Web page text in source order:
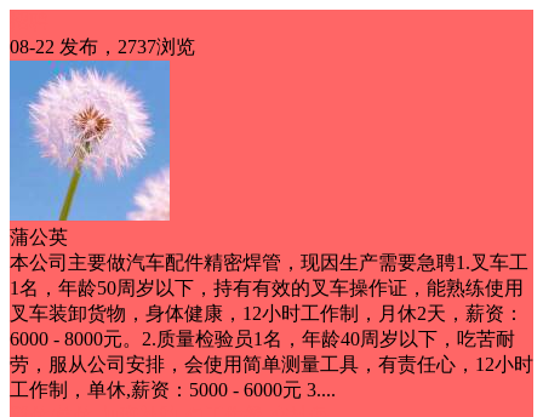
08-22 发布，2737浏览
蒲公英
本公司主要做汽车配件精密焊管，现因生产需要急聘1.叉车工
1名，年龄50周岁以下，持有有效的叉车操作证，能熟练使用
叉车装卸货物，身体健康，12小时工作制，月休2天，薪资：
6000 - 8000元。2.质量检验员1名，年龄40周岁以下，吃苦耐
劳，服从公司安排，会使用简单测量工具，有责任心，12小时
工作制，单休,薪资：5000 - 6000元 3....